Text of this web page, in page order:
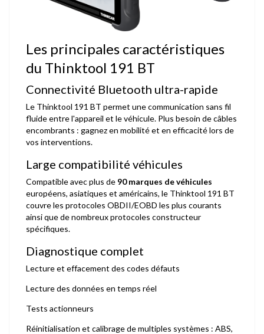
Les principales caractéristiques
du Thinktool 191 BT
Connectivité Bluetooth ultra-rapide
Le Thinktool 191 BT permet une communication sans fil
fluide entre l'appareil et le véhicule. Plus besoin de câbles
encombrants : gagnez en mobilité et en efficacité lors de
vos interventions.
Large compatibilité véhicules
Compatible avec plus de 90 marques de véhicules
européens, asiatiques et américains, le Thinktool 191 BT
couvre les protocoles OBDII/EOBD les plus courants
ainsi que de nombreux protocoles constructeur
spécifiques.
Diagnostique complet
Lecture et effacement des codes défauts
Lecture des données en temps réel
Tests actionneurs
Réinitialisation et calibrage de multiples systèmes : ABS,